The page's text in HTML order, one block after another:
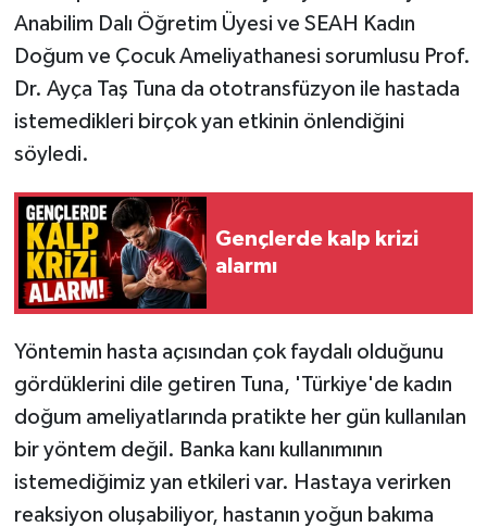
Anabilim Dalı Öğretim Üyesi ve SEAH Kadın
Doğum ve Çocuk Ameliyathanesi sorumlusu Prof.
Dr. Ayça Taş Tuna da ototransfüzyon ile hastada
istemedikleri birçok yan etkinin önlendiğini
söyledi.
Gençlerde kalp krizi
alarmı
Yöntemin hasta açısından çok faydalı olduğunu
gördüklerini dile getiren Tuna, 'Türkiye'de kadın
doğum ameliyatlarında pratikte her gün kullanılan
bir yöntem değil. Banka kanı kullanımının
istemediğimiz yan etkileri var. Hastaya verirken
reaksiyon oluşabiliyor, hastanın yoğun bakıma